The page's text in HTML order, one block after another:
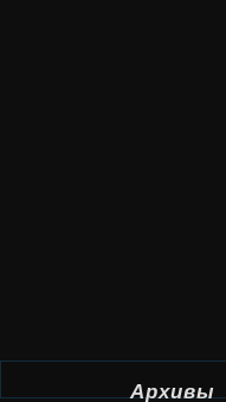
Архивы